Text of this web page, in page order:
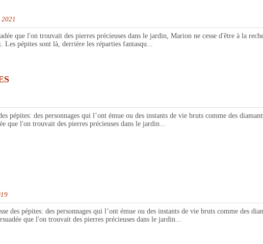
que l'on trouvait des pierres précieuses dans le jardin, Marion ne cesse d'être à la
Les pépites sont là, derrière les réparties fantasqu...
pépites: des personnages qui l’ont émue ou des instants de vie bruts comme des
que l'on trouvait des pierres précieuses dans le jardin...
des pépites: des personnages qui l’ont émue ou des instants de vie bruts comme des
que l'on trouvait des pierres précieuses dans le jardin...